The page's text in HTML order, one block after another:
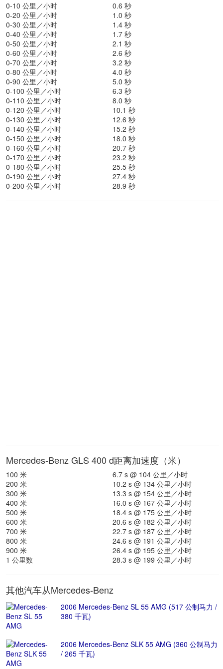
0-10 公里／小时
0.6 秒
0-20 公里／小时
1.0 秒
0-30 公里／小时
1.4 秒
0-40 公里／小时
1.7 秒
0-50 公里／小时
2.1 秒
0-60 公里／小时
2.6 秒
0-70 公里／小时
3.2 秒
0-80 公里／小时
4.0 秒
0-90 公里／小时
5.0 秒
0-100 公里／小时
6.3 秒
0-110 公里／小时
8.0 秒
0-120 公里／小时
10.1 秒
0-130 公里／小时
12.6 秒
0-140 公里／小时
15.2 秒
0-150 公里／小时
18.0 秒
0-160 公里／小时
20.7 秒
0-170 公里／小时
23.2 秒
0-180 公里／小时
25.5 秒
0-190 公里／小时
27.4 秒
0-200 公里／小时
28.9 秒
Mercedes-Benz GLS 400 d距离加速度（米）
100 米
6.7 s @ 104 公里／小时
200 米
10.2 s @ 134 公里／小时
300 米
13.3 s @ 154 公里／小时
400 米
16.0 s @ 167 公里／小时
500 米
18.4 s @ 175 公里／小时
600 米
20.6 s @ 182 公里／小时
700 米
22.7 s @ 187 公里／小时
800 米
24.6 s @ 191 公里／小时
900 米
26.4 s @ 195 公里／小时
1 公里数
28.3 s @ 199 公里／小时
其他汽车从Mercedes-Benz
2006 Mercedes-Benz SL 55 AMG (517 公制马力 /
380 千瓦)
2006 Mercedes-Benz SLK 55 AMG (360 公制马力
/ 265 千瓦)